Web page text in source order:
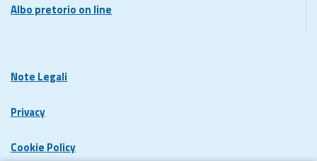
Albo pretorio on line
Note Legali
Privacy
Cookie Policy